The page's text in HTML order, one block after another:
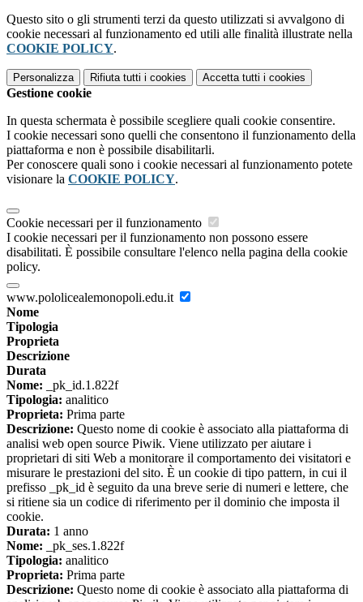
Questo sito o gli strumenti terzi da questo utilizzati si avvalgono di
cookie necessari al funzionamento ed utili alle finalità illustrate nella
COOKIE POLICY.
Personalizza Rifiuta tutti i cookies Accetta tutti i cookies
Gestione cookie
In questa schermata è possibile scegliere quali cookie consentire.
I cookie necessari sono quelli che consentono il funzionamento della
piattaforma e non è possibile disabilitarli.
Per conoscere quali sono i cookie necessari al funzionamento potete
visionare la COOKIE POLICY.
Cookie necessari per il funzionamento
I cookie necessari per il funzionamento non possono essere
disabilitati. È possibile consultare l'elenco nella pagina della cookie
policy.
www.pololicealemonopoli.edu.it
Nome
Tipologia
Proprieta
Descrizione
Durata
Nome: _pk_id.1.822f
Tipologia: analitico
Proprieta: Prima parte
Descrizione: Questo nome di cookie è associato alla piattaforma di
analisi web open source Piwik. Viene utilizzato per aiutare i
proprietari di siti Web a monitorare il comportamento dei visitatori e
misurare le prestazioni del sito. È un cookie di tipo pattern, in cui il
prefisso _pk_id è seguito da una breve serie di numeri e lettere, che
si ritiene sia un codice di riferimento per il dominio che imposta il
cookie.
Durata: 1 anno
Nome: _pk_ses.1.822f
Tipologia: analitico
Proprieta: Prima parte
Descrizione: Questo nome di cookie è associato alla piattaforma di